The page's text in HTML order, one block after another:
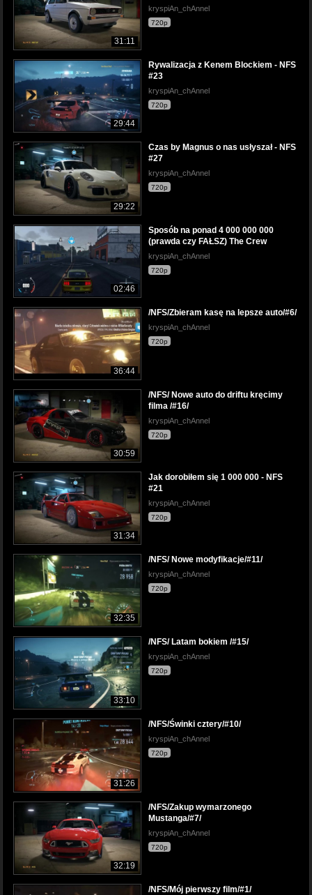
31:11
kryspiAn_chAnnel
720p
29:44
Rywalizacja z Kenem Blockiem - NFS
#23
kryspiAn_chAnnel
720p
29:22
Czas by Magnus o nas usłyszał - NFS
#27
kryspiAn_chAnnel
720p
02:46
Sposób na ponad 4 000 000 000
(prawda czy FAŁSZ) The Crew
kryspiAn_chAnnel
720p
36:44
/NFS/Zbieram kasę na lepsze auto/#6/
kryspiAn_chAnnel
720p
30:59
/NFS/ Nowe auto do driftu kręcimy
filma /#16/
kryspiAn_chAnnel
720p
31:34
Jak dorobiłem się 1 000 000 - NFS
#21
kryspiAn_chAnnel
720p
32:35
/NFS/ Nowe modyfikacje/#11/
kryspiAn_chAnnel
720p
33:10
/NFS/ Latam bokiem /#15/
kryspiAn_chAnnel
720p
31:26
/NFS/Świnki cztery/#10/
kryspiAn_chAnnel
720p
32:19
/NFS/Zakup wymarzonego
Mustanga/#7/
kryspiAn_chAnnel
720p
/NFS/Mój pierwszy film/#1/